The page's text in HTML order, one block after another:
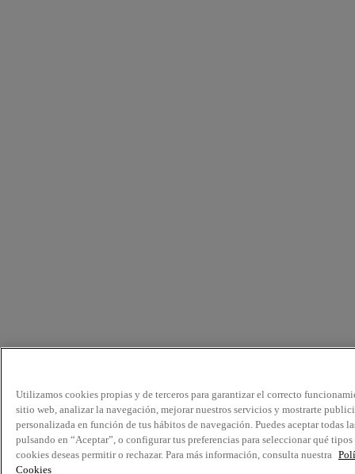
Utilizamos cookies propias y de terceros para garantizar el correcto
sitio web, analizar la navegación, mejorar nuestros servicios y mostrarte
personalizada en función de tus hábitos de navegación. Puedes aceptar todas
pulsando en “Aceptar”, o configurar tus preferencias para seleccionar qué tipos
cookies deseas permitir o rechazar. Para más información, consulta nuestra
Cookies